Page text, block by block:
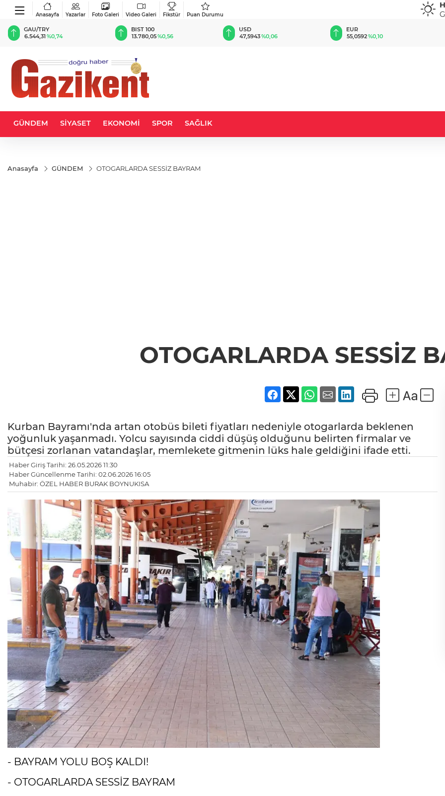
Anasayfa Yazarlar Foto Galeri Video Galeri Fikstür Puan Durumu
BIST 100
13.780,05%0,56
USD
47,5943%0,06
EUR
55,0592 %0,10
GBP
64,2178%0,21
GÜNDEM SİYASET EKONOMİ SPOR SAĞLIK
Anasayfa GÜNDEM OTOGARLARDA SESSİZ BAYRAM
OTOGARLARDA SESSİZ
Kurban Bayramı'nda artan otobüs bileti fiyatları nedeniyle otogarlarda beklenen
yoğunluk yaşanmadı. Yolcu sayısında ciddi düşüş olduğunu belirten firmalar ve
bütçesi zorlanan vatandaşlar, memlekete gitmenin lüks hale geldiğini ifade etti.
Haber Giriş Tarihi: 26.05.2026 11:30
Haber Güncellenme Tarihi: 02.06.2026 16:05
Muhabir: ÖZEL HABER BURAK BOYNUKISA
- BAYRAM YOLU BOŞ KALDI!
- OTOGARLARDA SESSİZ BAYRAM